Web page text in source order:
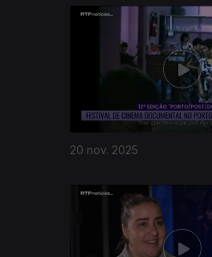
20 nov. 2025
889834